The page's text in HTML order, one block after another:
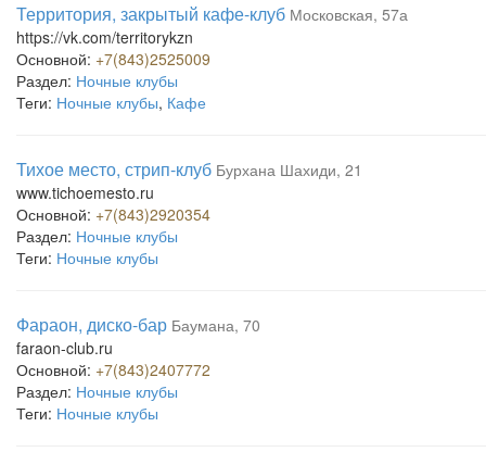
Территория, закрытый кафе-клуб Московская, 57а
https://vk.com/territorykzn
Основной: +7(843)2525009
Раздел: Ночные клубы
Теги: Ночные клубы, Кафе
Тихое место, стрип-клуб Бурхана Шахиди, 21
www.tichoemesto.ru
Основной: +7(843)2920354
Раздел: Ночные клубы
Теги: Ночные клубы
Фараон, диско-бар Баумана, 70
faraon-club.ru
Основной: +7(843)2407772
Раздел: Ночные клубы
Теги: Ночные клубы